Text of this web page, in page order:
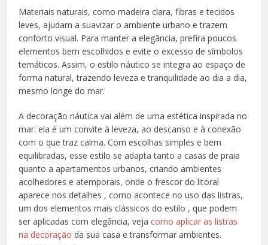
Materiais naturais, como madeira clara, fibras e tecidos
leves, ajudam a suavizar o ambiente urbano e trazem
conforto visual. Para manter a elegância, prefira poucos
elementos bem escolhidos e evite o excesso de símbolos
temáticos. Assim, o estilo náutico se integra ao espaço de
forma natural, trazendo leveza e tranquilidade ao dia a dia,
mesmo longe do mar.
A decoração náutica vai além de uma estética inspirada no
mar: ela é um convite à leveza, ao descanso e à conexão
com o que traz calma. Com escolhas simples e bem
equilibradas, esse estilo se adapta tanto a casas de praia
quanto a apartamentos urbanos, criando ambientes
acolhedores e atemporais, onde o frescor do litoral
aparece nos detalhes , como acontece no uso das listras,
um dos elementos mais clássicos do estilo , que podem
ser aplicadas com elegância, vejacomo aplicar as listras
na decoração da sua casa e transformar ambientes.